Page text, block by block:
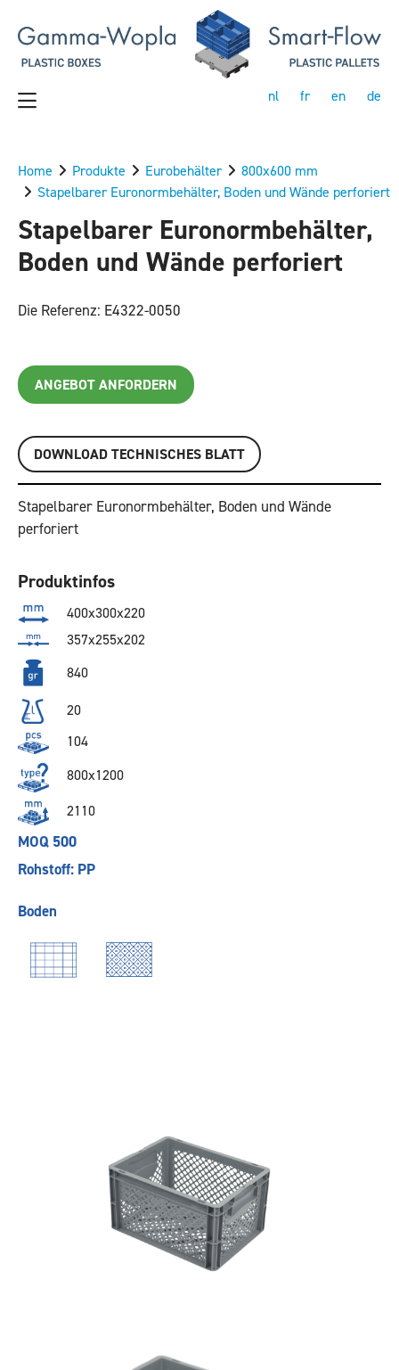
nl fr en de
Home Produkte Eurobehälter
800x600 mm
Stapelbarer Euronormbehälter, Boden und Wände perforiert
Stapelbarer Euronormbehälter,
Boden und Wände perforiert
Die Referenz: E4322-0050
ANGEBOT ANFORDERN
DOWNLOAD TECHNISCHES BLATT
Stapelbarer Euronormbehälter, Boden und Wände
perforiert
Produktinfos
400x300x220
357x255x202
840
20
104
800x1200
2110
MOQ 500
Rohstoff: PP
Boden